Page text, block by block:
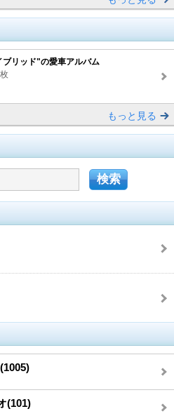
リッド"の愛車アルバム
もっと見る
(101)